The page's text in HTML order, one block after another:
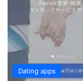
Dating apps